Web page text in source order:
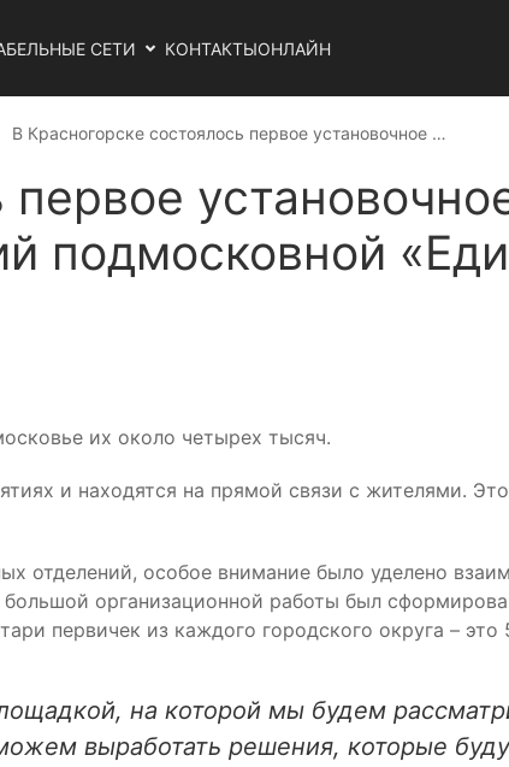
СЕТИ КОНТАКТЫОНЛАЙН
В Красногорске состоялось первое установочное …
подмосковной
их около четырех тысяч.
и находятся на прямой связи с жителями.
отделений, особое внимание было уделено
организационной работы был
первичек из каждого городского округа – это
на которой мы будем
выработать решения, которые